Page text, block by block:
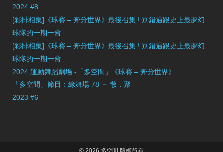
2024 #8
[彩排相集]《球賽 – 奔分世界》最後召集 ! 別錯過跟史上最夢幻
球隊的一期一會
[彩排相集]《球賽 – 奔分世界》最後召集 ! 別錯過跟史上最夢幻
球隊的一期一會
2024 運動舞蹈劇場 -「多空間」《球賽 – 奔分世界》
「多空間」節目：緣舞場 78 － 散．聚
2023 #6